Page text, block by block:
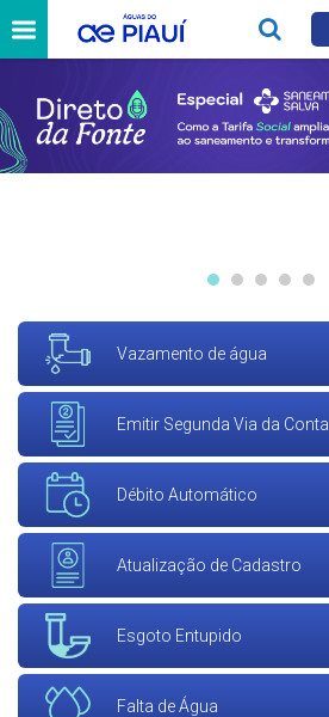
Vazamento de água
Emitir Segunda Via da Conta
Débito Automático
Atualização de Cadastro
Esgoto Entupido
Falta de Água